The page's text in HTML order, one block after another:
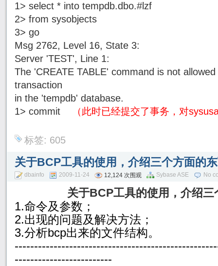
1> select * into tempdb.dbo.#lzf
2> from sysobjects
3> go
Msg 2762, Level 16, State 3:
Server 'TEST', Line 1:
The 'CREATE TABLE' command is not
transaction
in the 'tempdb' database.
1> commit
（此时已经提交了事务，对
标签: 605
关于BCP工具的使用，介绍三个方面的
dbainfo 2009-11-24 12,124 次围观 Sybase ASE No
关于BCP工具的使用，介绍三
1.命令及参数；
2.出现的问题及解决方法；
3.分析bcp出来的文件结构。
-------------------------